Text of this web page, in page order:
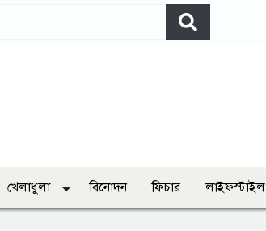
খেলাধুলা বিনোদন ফিচার লাইফস্টাইল